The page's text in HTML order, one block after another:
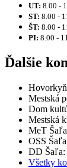
UT: 8.00 -
ST: 8.00 -
ŠT: 8.00 -
PI: 8.00 -
Ďalšie
Mestská
Dom
Mestská
MeT
OSS
DD Šaľa:
Všetky